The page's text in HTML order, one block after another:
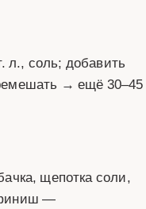
л., соль; добавить
→ ещё 30–45
щепотка соли,
—